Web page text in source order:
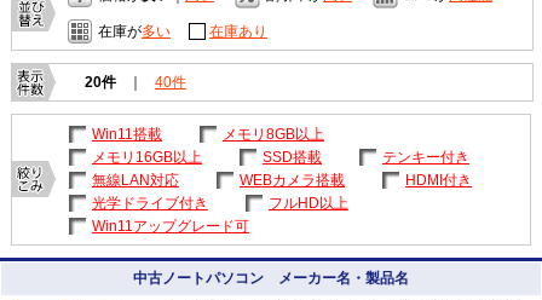
在庫が多い 在庫あり
20件 ｜ 40件
Win11搭載
メモリ8GB以上
メモリ16GB以上
SSD搭載
テンキー付き
無線LAN対応
WEBカメラ搭載
HDMI付き
光学ドライブ付き
フルHD以上
Win11アップグレード可
中古ノートパソコン メーカー名・製品名